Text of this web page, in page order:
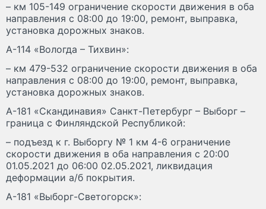
– км 105-149 ограничение скорости движения в оба
направления с 08:00 до 19:00, ремонт, выправка,
установка дорожных знаков.
А-114 «Вологда – Тихвин»:
– км 479-532 ограничение скорости движения в оба
направления с 08:00 до 19:00, ремонт, выправка,
установка дорожных знаков.
А-181 «Скандинавия» Санкт-Петербург – Выборг –
граница с Финляндской Республикой:
– подъезд к г. Выборгу № 1 км 4-6 ограничение
скорости движения в оба направления с 20:00
01.05.2021 до 06:00 02.05.2021, ликвидация
деформации а/б покрытия.
А-181 «Выборг-Светогорск»: